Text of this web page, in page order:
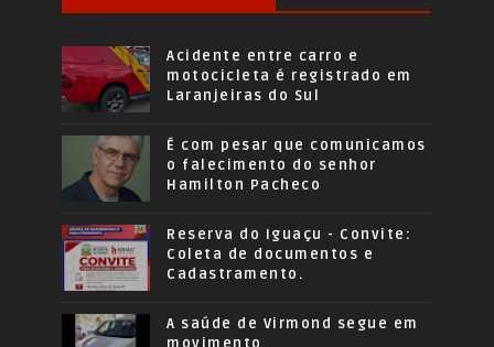
Acidente entre carro e
motocicleta é registrado em
Laranjeiras do Sul
É com pesar que comunicamos
o falecimento do senhor
Hamilton Pacheco
Reserva do Iguaçu - Convite:
Coleta de documentos e
Cadastramento.
A saúde de Virmond segue em
movimento